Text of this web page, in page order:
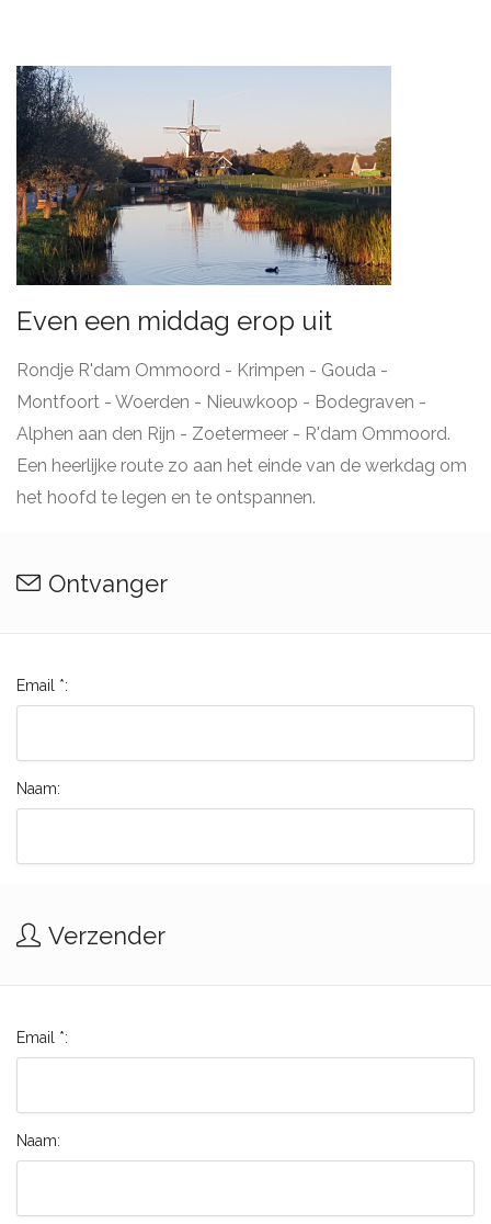
Even een middag erop uit
Rondje R'dam Ommoord - Krimpen - Gouda -
Montfoort - Woerden - Nieuwkoop - Bodegraven -
Alphen aan den Rijn - Zoetermeer - R'dam Ommoord.
Een heerlijke route zo aan het einde van de werkdag om
het hoofd te legen en te ontspannen.
Ontvanger
Email *:
Naam:
Verzender
Email *:
Naam: